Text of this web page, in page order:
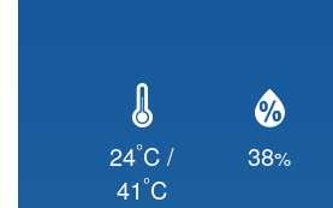
24°C /
41°C
38%